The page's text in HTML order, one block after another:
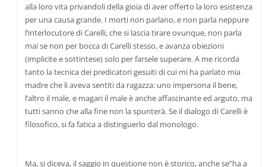
alla loro vita privandoli della gioia di aver offerto la loro esistenza
per una causa grande. I morti non parlano, e non parla neppure
l’interlocutore di Carelli, che si lascia tirare ovunque, non parla
mai se non per bocca di Carelli stesso, e avanza obiezioni
(implicite e sottintese) solo per farsele superare. A me ricorda
tanto la tecnica dei predicatori gesuiti di cui mi ha parlato mia
madre che li aveva sentiti da ragazza: uno impersona il bene,
l’altro il male, e magari il male è anche affascinante ed arguto, ma
tutti sanno che alla fine non la spunterà. Se il dialogo di Carelli è
filosofico, si fa fatica a distinguerlo dal monologo.
Ma, si diceva, il saggio in questione non è storico, anche se”ha a